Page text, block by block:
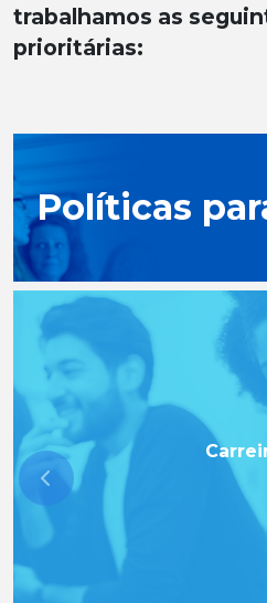
trabalhamos as
prioritárias:
Políticas